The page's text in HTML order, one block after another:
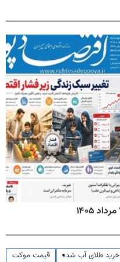
خرید طلای آب شده
قیمت موکت